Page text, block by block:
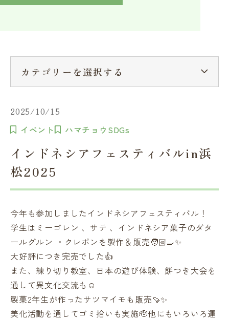
卒業生の方へ在学生へ一般の方へ（教室・講習会）
2025/10/15
イベント ハマチョウSDGs
インドネシアフェスティバルin浜
松2025
今年も参加しましたインドネシアフェスティバル！
学生はミーゴレン 、サテ 、インドネシア菓子のダタ
ールグルン ・クレポンを製作＆販売🧑🏻‍🍳✨
大好評につき完売でした👍
また、練り切り教室、日本の遊び体験、餅つき大会を
通して異文化交流も☺️
製菓2年生が作ったサツマイモも販売🍠✨
美化活動を通してゴミ拾いも実施🫡他にもいろいろ運
カテゴリーを選択する